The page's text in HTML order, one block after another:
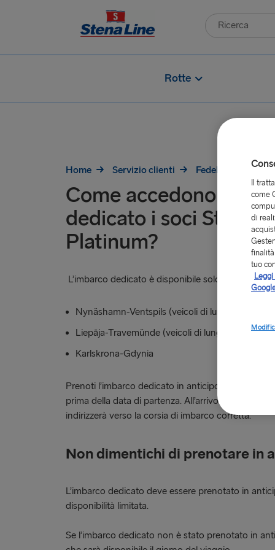
Rotte
Home Servizio clienti Fedeltà
Come accedono
dedicato i soci Stena
Platinum?
L’imbarco dedicato è disponibile solo sulle
Nynäshamn-Ventspils (veicoli di lunghezza
Liepāja-Travemünde (veicoli di lunghezza
Karlskrona-Gdynia
Prenoti l’imbarco dedicato in anticipo chiamando
prima della data di partenza. All’arrivo al porto, il
indirizzerà verso la corsia di imbarco corretta.
Non dimentichi di prenotare in
L’imbarco dedicato deve essere prenotato in
disponibilità limitata.
Se l’imbarco dedicato non è stato prenotato in
Il
come
di
tuo